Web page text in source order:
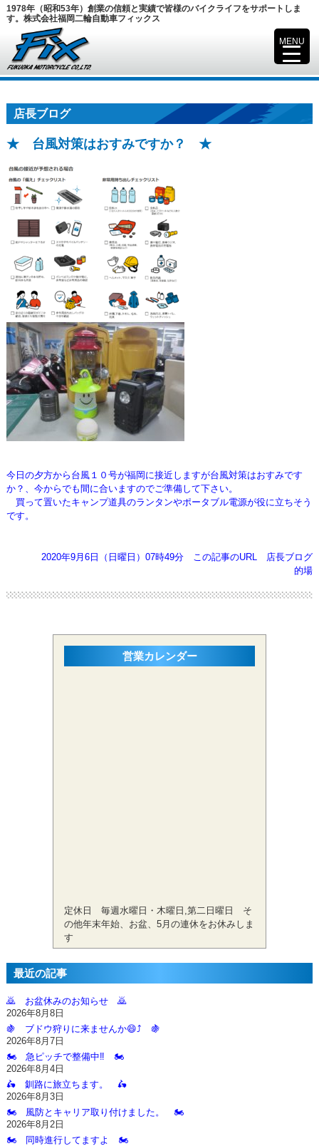
1978年（昭和53年）創業の信頼と実績で皆様のバイクライフをサポートしま
す。株式会社福岡二輪自動車フィックス
店長ブログ
★ 台風対策はおすみですか？ ★
今日の夕方から台風１０号が福岡に接近しますが台風対策はおすみです
か？、今からでも間に合いますのでご準備して下さい。
買って置いたキャンプ道具のランタンやポータブル電源が役に立ちそう
です。
2020年9月6日（日曜日）07時49分 この記事のURL
店長ブログ
的場
営業カレンダー
定休日 毎週水曜日・木曜日,第二日曜日 そ
の他年末年始、お盆、5月の連休をお休みしま
す
最近の記事
🙇‍ お盆休みのお知らせ 🙇‍
2026年8月8日
🍇 ブドウ狩りに来ませんか😄⤴️ 🍇
2026年8月7日
🏍️ 急ピッチで整備中‼️ 🏍️
2026年8月4日
🛵 釧路に旅立ちます。 🛵
2026年8月3日
🏍️ 風防とキャリア取り付けました。 🏍️
2026年8月2日
🏍️ 同時進行してますよ 🏍️
MENU
▼